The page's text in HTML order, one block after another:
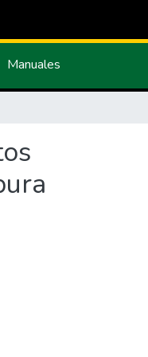
Manuales